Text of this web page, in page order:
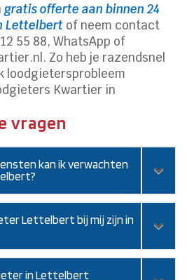
gratis offerte aan binnen 24
Lettelbert of neem contact
55 88, WhatsApp of
Zo heb je razendsnel
loodgietersprobleem
Kwartier in
vragen
kan ik verwachten
Lettelbert bij mij zijn in
in Lettelbert